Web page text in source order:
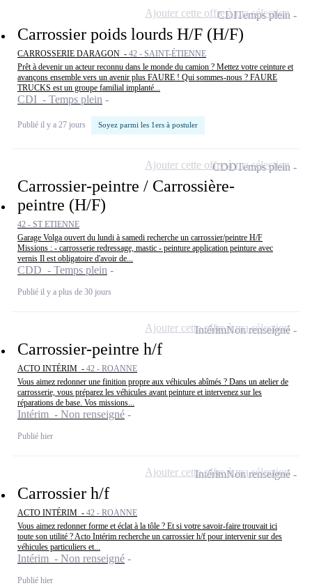
Carrossier poids lourds H/F (H/F)
CARROSSERIE DARAGON - 42 - SAINT-ÉTIENNE
Prêt à devenir un acteur reconnu dans le monde du camion ? Mettez votre ceinture et
avançons ensemble vers un avenir plus FAURE ! Qui sommes-nous ? FAURE
TRUCKS est un groupe familial implanté...
CDI - Temps plein
Publié il y a 27 jours Soyez parmi les 1ers à postuler
CDITemps plein
Ajouter cette offre à ma sélection
Carrossier-peintre / Carrossière-
peintre (H/F)
42 - ST ETIENNE
Garage Volga ouvert du lundi à samedi recherche un carrossier/peintre H/F
Missions : - carrosserie redressage, mastic - peinture application peinture avec
vernis Il est obligatoire d'avoir de...
CDD - Temps plein
Publié il y a plus de 30 jours
CDDTemps plein
Ajouter cette offre à ma sélection
Carrossier-peintre h/f
ACTO INTÉRIM - 42 - ROANNE
Vous aimez redonner une finition propre aux véhicules abîmés ? Dans un atelier de
carrosserie, vous préparez les véhicules avant peinture et intervenez sur les
réparations de base. Vos missions...
Intérim - Non renseigné
Publié hier
IntérimNon renseigné
Ajouter cette offre à ma sélection
Carrossier h/f
ACTO INTÉRIM - 42 - ROANNE
Vous aimez redonner forme et éclat à la tôle ? Et si votre savoir-faire trouvait ici
toute son utilité ? Acto Intérim recherche un carrossier h/f pour intervenir sur des
véhicules particuliers et...
Intérim - Non renseigné
Publié hier
IntérimNon renseigné
Ajouter cette offre à ma sélection